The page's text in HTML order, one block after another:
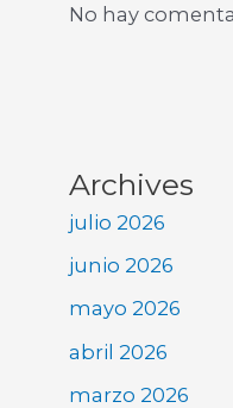
No hay
Archives
julio 2026
junio 2026
mayo 2026
abril 2026
marzo 2026